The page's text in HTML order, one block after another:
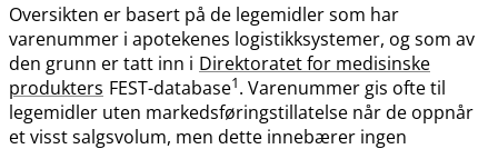
Oversikten er basert på de legemidler som har
varenummer i apotekenes logistikksystemer, og som av
den grunn er tatt inn i Direktoratet for medisinske
produkters FEST-database1. Varenummer gis ofte til
legemidler uten markedsføringstillatelse når de oppnår
et visst salgsvolum, men dette innebærer ingen